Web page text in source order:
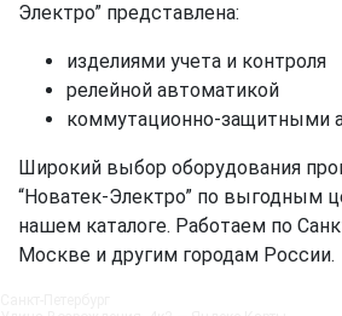
Электро” представлена:
изделиями учета и контроля
релейной автоматикой
коммутационно-защитными
Широкий выбор оборудования
“Новатек-Электро” по выгодным
нашем каталоге. Работаем по
Москве и другим городам России.